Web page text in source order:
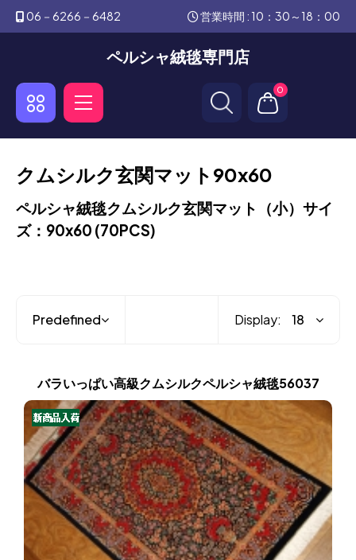
06－6266－6482 営業時間 : 10：30～18：00
ペルシャ絨毯専門店
0
クムシルク玄関マット90x60
ペルシャ絨毯クムシルク玄関マット（小）サイ
ズ：90x60 (70PCS)
Display:
バラいっぱい高級クムシルクペルシャ絨毯56037